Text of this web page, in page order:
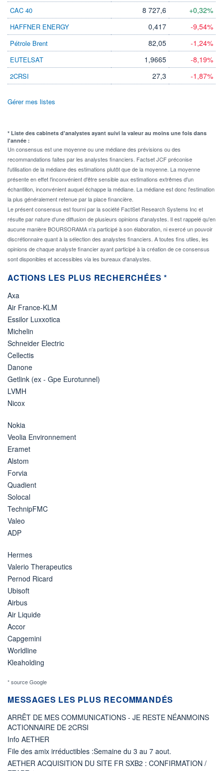
CAC 40 8 727,6 +0,32%
HAFFNER ENERGY 0,417 -9,54%
Pétrole Brent 82,05 -1,24%
EUTELSAT 1,9665 -8,19%
2CRSI 27,3 -1,87%
Gérer mes listes
* Liste des cabinets d'analystes ayant suivi la valeur au moins une fois dans
l'année :
Un consensus est une moyenne ou une médiane des prévisions ou des
recommandations faites par les analystes financiers. Factset JCF préconise
l'utilisation de la médiane des estimations plutôt que de la moyenne. La moyenne
présente en effet l'inconvénient d'être sensible aux estimations extrêmes d'un
échantillon, inconvénient auquel échappe la médiane. La médiane est donc l'estimation
la plus généralement retenue par la place financière.
Le présent consensus est fourni par la société FactSet Research Systems Inc et
résulte par nature d'une diffusion de plusieurs opinions d'analystes. Il est rappelé qu'en
aucune manière BOURSORAMA n'a participé à son élaboration, ni exercé un pouvoir
discrétionnaire quant à la sélection des analystes financiers. A toutes fins utiles, les
opinions de chaque analyste financier ayant participé à la création de ce consensus
sont disponibles et accessibles via les bureaux d'analystes.
ACTIONS LES PLUS RECHERCHÉES *
Axa
Air France-KLM
Essilor Luxxotica
Michelin
Schneider Electric
Cellectis
Danone
Getlink (ex - Gpe Eurotunnel)
LVMH
Nicox
Nokia
Veolia Environnement
Eramet
Alstom
Forvia
Quadient
Solocal
TechnipFMC
Valeo
ADP
Hermes
Valerio Therapeutics
Pernod Ricard
Ubisoft
Airbus
Air Liquide
Accor
Capgemini
Worldline
Kleaholding
* source Google
MESSAGES LES PLUS RECOMMANDÉS
ARRÊT DE MES COMMUNICATIONS - JE RESTE NÉANMOINS
ACTIONNAIRE DE 2CRSI
Info AETHER
File des amix irréductibles :Semaine du 3 au 7 aout.
AETHER ACQUISITION DU SITE FR SXB2 : CONFIRMATION /